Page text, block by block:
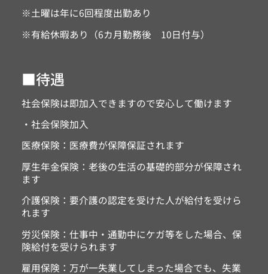
※土曜は年に6回程度出勤あり
※有給休暇あり（6カ月勤務後 10日付与）
■待遇
社会保険は即加入できますので安心して働けます
・社会保険加入
医療保険：医療費が保障保証されます
厚生年金保険：老後の生活の基礎的部分が保障され
ます
介護保険：要介護の認定を受けた人が給付を受けら
れます
労災保険：仕事中・通勤中にケガ等をした場合、保
険給付を受けられます
雇用保険：万が一失業してしまった場合でも、失業